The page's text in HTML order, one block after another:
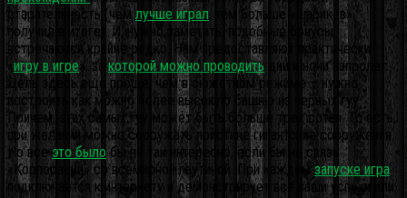
старательность (чемлучше играл, тем больше «шариков»
получил в итоге). И, нужно заметить, подобные бонусы
встречаются крайне редко. Нам предоставляют практически
« игру в игре», за которой можно проводить дни и ночи напролет.
Цель здесь еще проще, чем в сюжетном режиме – нужно
построить как можно более высокую башню из черных гуу.
Причем, этих самых гуу может быть больше трех сотен. То есть,
при желании можно сооружать поистине гигантские сооружения.
Но всеэто былобы не так интересно, если бы не связь
«Корпорации» со всемирной паутиной. При каждом запуске игра
подключается к интернету и демонстрирует все ваши успехи или